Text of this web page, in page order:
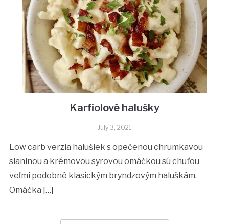
Karfiolové halušky
July 3, 2021
Low carb verzia halušiek s opečenou chrumkavou
slaninou a krémovou syrovou omáčkou sú chuťou
veľmi podobné klasickým bryndzovým haluškám.
Omáčka […]